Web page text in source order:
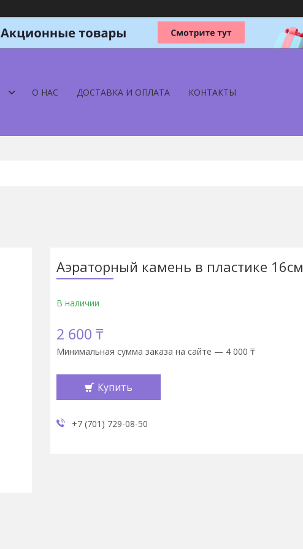
О НАС ДОСТАВКА И ОПЛАТА КОНТАКТЫ
Аэраторный камень в пластике 16см
В наличии
2 600 ₸
Минимальная сумма заказа на сайте — 4 000 ₸
Купить
+7 (701) 729-08-50